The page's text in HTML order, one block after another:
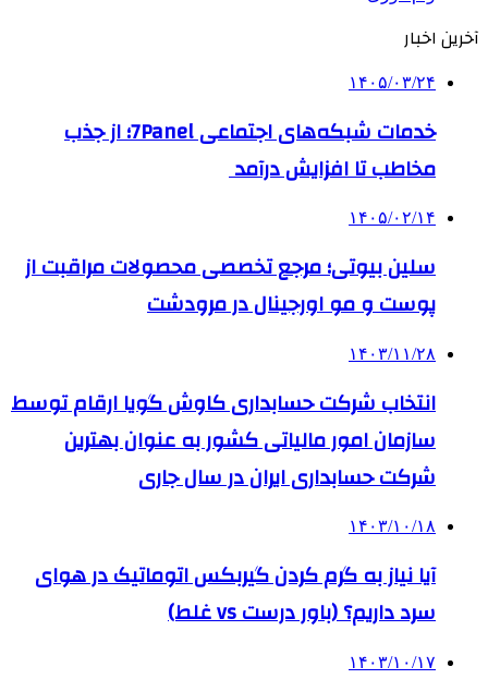
آخرین اخبار
۱۴۰۵/۰۳/۲۴
خدمات شبکه‌های اجتماعی 7Panel؛ از جذب
مخاطب تا افزایش درآمد
۱۴۰۵/۰۲/۱۴
سلین بیوتی؛ مرجع تخصصی محصولات مراقبت از
پوست و مو اورجینال در مرودشت
۱۴۰۳/۱۱/۲۸
انتخاب شرکت حسابداری کاوش گویا ارقام توسط
سازمان امور مالیاتی کشور به عنوان بهترین
شرکت حسابداری ایران در سال جاری
۱۴۰۳/۱۰/۱۸
آیا نیاز به گرم کردن گیربکس اتوماتیک در هوای
سرد داریم؟ (باور درست vs غلط)
۱۴۰۳/۱۰/۱۷